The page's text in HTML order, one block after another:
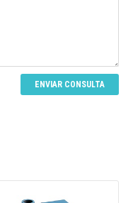
ENVIAR CONSULTA